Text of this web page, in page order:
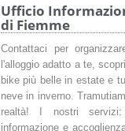
Ufficio
di Fiemme
Contattaci per
l'alloggio adatto a te,
bike più belle in estate e
neve in inverno.
realtà! I nostri
informazione e